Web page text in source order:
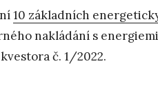
10 základních
nakládání s
č. 1/2022.